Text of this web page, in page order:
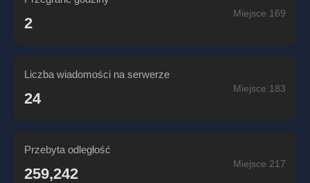
2
Miejsce 169
Liczba wiadomości na serwerze
24
Miejsce 183
Przebyta odległość
259,242
Miejsce 217